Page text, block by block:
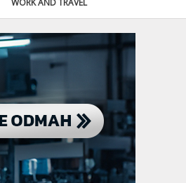
WORK AND TRAVEL